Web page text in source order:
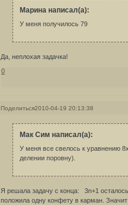
Марина написал(а):
У меня получилось 79
Да, неплохая задачка!
0
Поделиться2010-04-19 20:13:38
Мак Сим написал(а):
У меня все свелось к уравнению
делении поровну).
Я решала задачу с конца: 3n+1 осталось
положила одну конфету в карман.